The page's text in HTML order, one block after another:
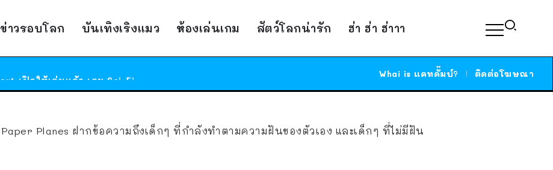
ข่าวรอบโลก บันเทิงเริงแมว ห้องเล่นเกม สัตว์โลกน่ารัก ฮ่า ฮ่า ฮ่าาา
ร้านอาหารในนิวยอร์กประกาศปิดตัวลง หลังอยู่มานานกว่า 45 ปี ติดป้ายขอบคุณลูกค้าทุกคน แถมสูตรทำไวท์ซอสให้แบบจัดเต็ม
สาวญี่ปุ่นโดนแมวตัวเองกัด ไม่ได้ไปหาหมอตั้งแต่เนิ่นๆ สุดท้ายขาบวม กลายเป็นโรคเนื้อเน่า เตือนทาสแมวทั้งหลายให้ระวัง
Whai is แคทดั๊มบ์? ติดต่อโฆษณา
Planes ฝากข้อความถึงเด็กๆ ที่กำลังทำตามความฝันของตัวเอง และเด็กๆ ที่ไม่มีฝัน